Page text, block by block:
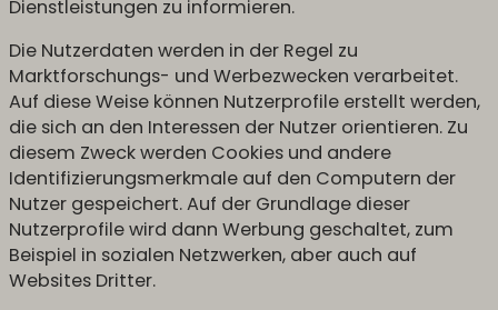
Dienstleistungen zu informieren.
Die Nutzerdaten werden in der Regel zu
Marktforschungs- und Werbezwecken verarbeitet.
Auf diese Weise können Nutzerprofile erstellt werden,
die sich an den Interessen der Nutzer orientieren. Zu
diesem Zweck werden Cookies und andere
Identifizierungsmerkmale auf den Computern der
Nutzer gespeichert. Auf der Grundlage dieser
Nutzerprofile wird dann Werbung geschaltet, zum
Beispiel in sozialen Netzwerken, aber auch auf
Websites Dritter.